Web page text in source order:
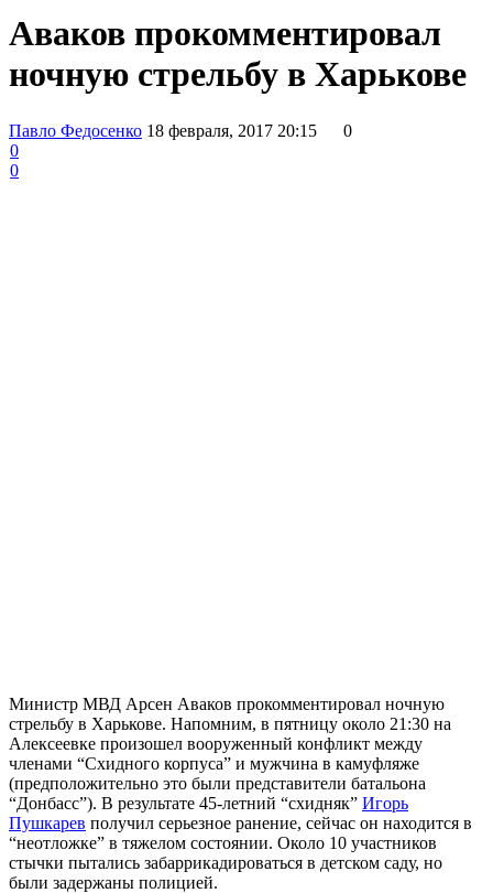
Аваков прокомментировал
ночную стрельбу в Харькове
Павло Федосенко 18 февраля, 2017 20:15
0
0
0
Министр МВД Арсен Аваков прокомментировал ночную
стрельбу в Харькове. Напомним, в пятницу около 21:30 на
Алексеевке произошел вооруженный конфликт между
членами “Схидного корпуса” и мужчина в камуфляже
(предположительно это были представители батальона
“Донбасс”). В результате 45-летний “схидняк” Игорь
Пушкарев получил серьезное ранение, сейчас он находится в
“неотложке” в тяжелом состоянии. Около 10 участников
стычки пытались забаррикадироваться в детском саду, но
были задержаны полицией.